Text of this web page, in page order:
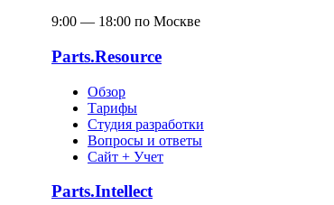
9:00 — 18:00 по Москве
Parts.Resource
Обзор
Тарифы
Студия разработки
Вопросы и ответы
Сайт + Учет
Parts.Intellect